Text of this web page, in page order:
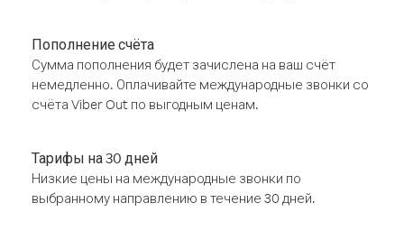
Пополнение счёта
Сумма пополнения будет зачислена на ваш счёт
немедленно. Оплачивайте международные звонки со
счёта Viber Out по выгодным ценам.
Тарифы на 30 дней
Низкие цены на международные звонки по
выбранному направлению в течение 30 дней.